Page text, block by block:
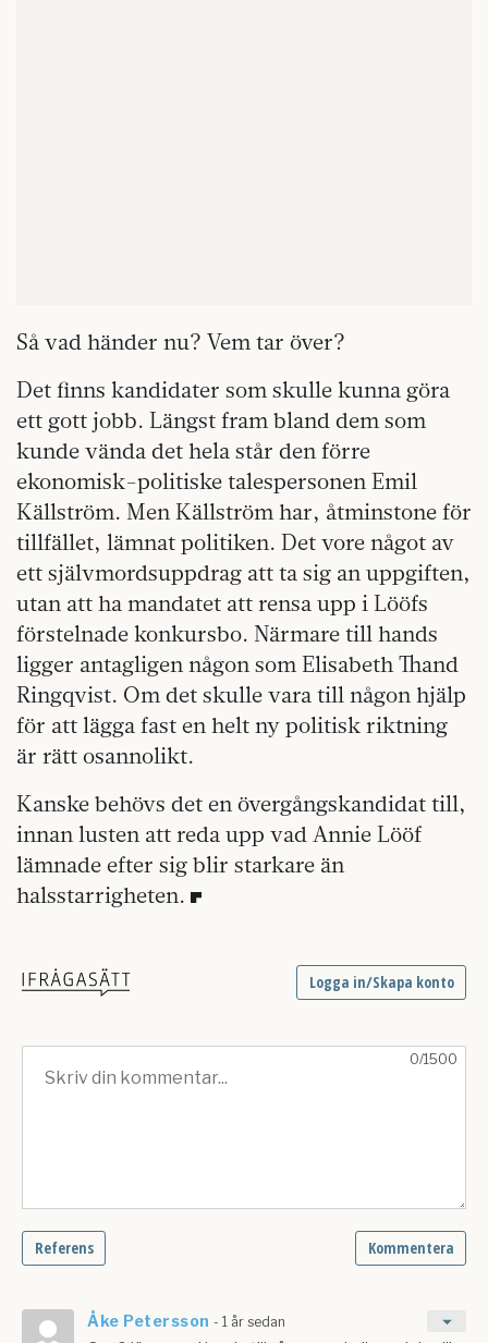
Så vad händer nu? Vem tar över?
Det finns kandidater som skulle kunna göra
ett gott jobb. Längst fram bland dem som
kunde vända det hela står den förre
ekonomisk-politiske talespersonen Emil
Källström. Men Källström har, åtminstone för
tillfället, lämnat politiken. Det vore något av
ett självmordsuppdrag att ta sig an uppgiften,
utan att ha mandatet att rensa upp i Lööfs
förstelnade konkursbo. Närmare till hands
ligger antagligen någon som Elisabeth Thand
Ringqvist. Om det skulle vara till någon hjälp
för att lägga fast en helt ny politisk riktning
är rätt osannolikt.
Kanske behövs det en övergångskandidat till,
innan lusten att reda upp vad Annie Lööf
lämnade efter sig blir starkare än
halsstarrigheten.